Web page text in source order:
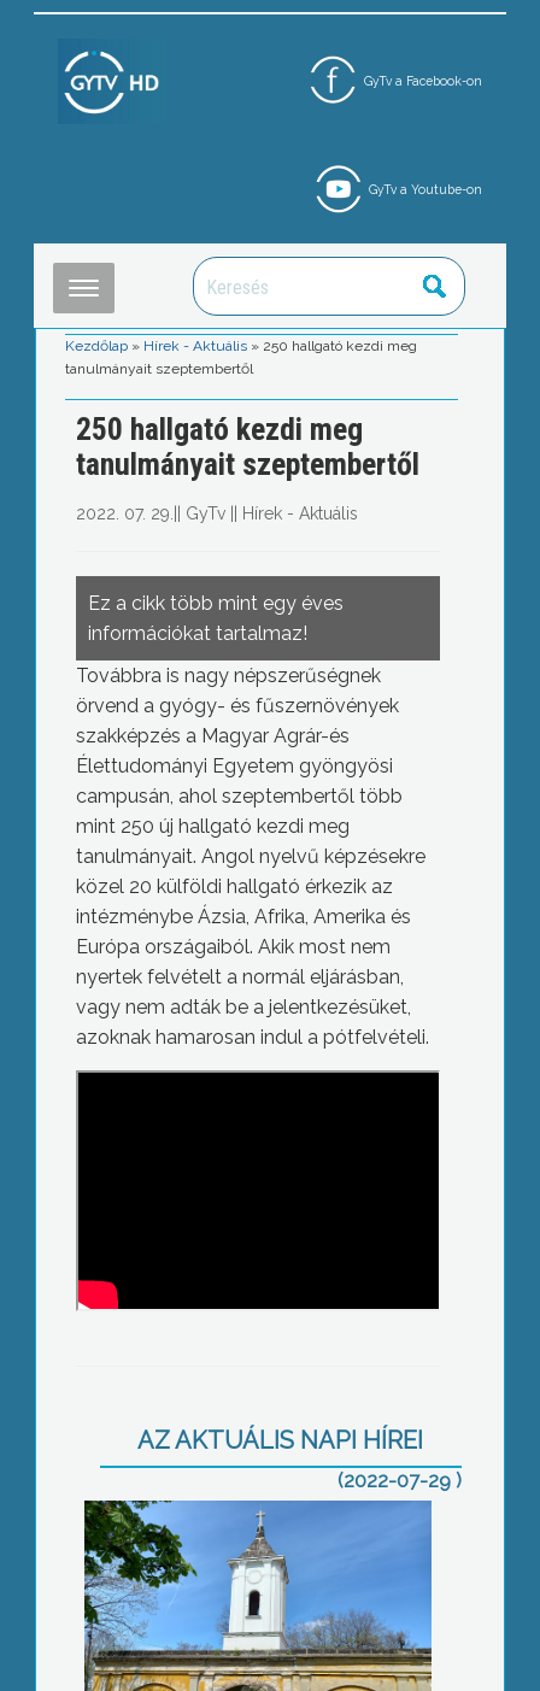
GyTv a Facebook-on
GyTv a Youtube-on
Kezdőlap » Hírek - Aktuális » 250 hallgató kezdi meg
tanulmányait szeptembertől
250 hallgató kezdi meg
tanulmányait szeptembertől
2022. 07. 29. GyTv|| Hírek - Aktuális
Ez a cikk több mint egy éves
információkat tartalmaz!
Továbbra is nagy népszerűségnek
örvend a gyógy- és fűszernövények
szakképzés a Magyar Agrár-és
Élettudományi Egyetem gyöngyösi
campusán, ahol szeptembertől több
mint 250 új hallgató kezdi meg
tanulmányait. Angol nyelvű képzésekre
közel 20 külföldi hallgató érkezik az
intézménybe Ázsia, Afrika, Amerika és
Európa országaiból. Akik most nem
nyertek felvételt a normál eljárásban,
vagy nem adták be a jelentkezésüket,
azoknak hamarosan indul a pótfelvételi.
AZ AKTUÁLIS NAPI HÍREI
(2022-07-29 )
Új járda a Recski utcában